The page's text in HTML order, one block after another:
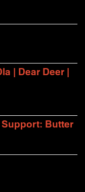
| Dear Deer |
Butter